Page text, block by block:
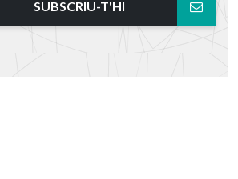
SUBSCRIU-T'HI